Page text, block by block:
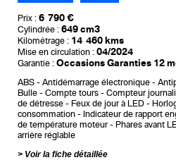
Prix : 6 790 €
Cylindrée : 649 cm3
Kilométrage : 14 460 kms
Mise en circulation : 04/2024
Garantie : Occasions Garanties 12
ABS Antidémarrage électronique
Bulle
Compte tours Compteur
de détresse
Feux de jour à LED
consommation
Indicateur de rapport
de température moteur
Phares avant
arrière réglable
Voir la fiche détaillée